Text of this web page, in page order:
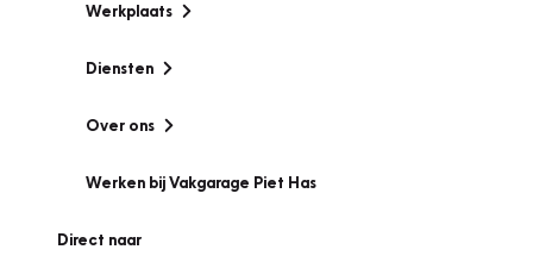
Werkplaats
Diensten
Over ons
Werken bij Vakgarage Piet Has
Direct naar